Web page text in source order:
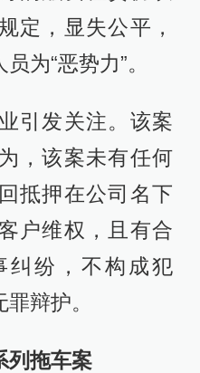
定，显失公平，
为“恶势力”。
引发关注。该案
，该案未有任何
抵押在公司名下
户维权，且有合
纠纷，不构成犯
辩护。
列拖车案